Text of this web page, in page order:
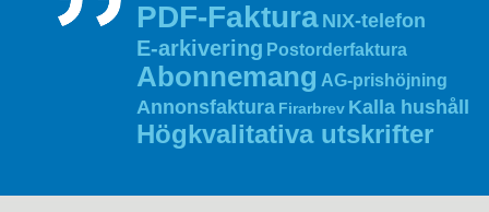
PDF‑Faktura NIX‑telefon
E‑arkivering Postorderfaktura
Abonnemang AG‑prishöjning
Annonsfaktura Firarbrev Kalla hushåll
Högkvalitativa utskrifter